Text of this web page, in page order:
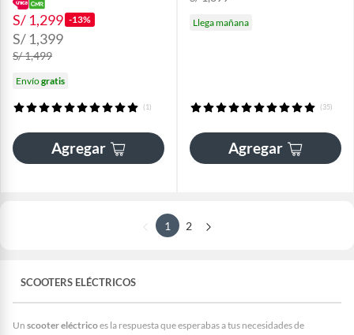
S/ 1,299 -13%
S/ 1,399
S/ 1,499
Envíogratis
(1)
Agregar
Llega mañana
(35)
Agregar
1 2
SCOOTERS ELÉCTRICOS
Un scooter eléctricoes la respuesta que esperabas a tus necesidades de